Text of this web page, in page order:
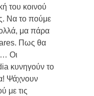
του κοινού
Να το πούμε
μα πάρα
Πως θα
Oι
κυνηγούν το
Ψάχνουν
με τις